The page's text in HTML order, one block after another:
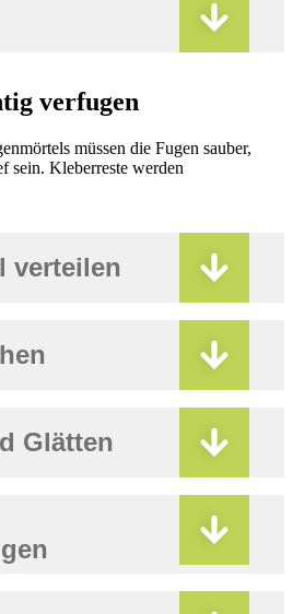
verfugen
müssen die Fugen sauber,
sein. Kleberreste werden
verteilen
Glätten